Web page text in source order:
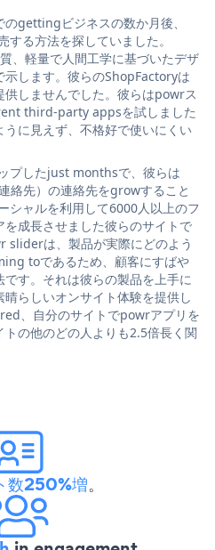
gettingビジネスの数か月後、
る方法を探していました。
、軽量で人間工学に基づいたデザ
します。彼らのShopFactoryは
しませんでした。彼らはpowrス
third-party appsを試しました
に見えず、不格好で使いにくい
プしたjust monthsで、彼らは
絡先）の連絡先をgrowすること
ャルを利用して6000人以上のフ
成長させました彼らのサイトで
sliderは、製品が実際にどのよう
toであるため、顧客にすばや
す。それは彼らの製品を上手に
らしいオンサイト体験を提供し
、自分のサイトでpowrアプリを
の他のどの人よりも2.5倍長く関
数250%増。